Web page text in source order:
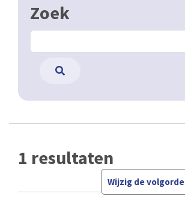
Zoek
1 resultaten
Wijzig de volgorde